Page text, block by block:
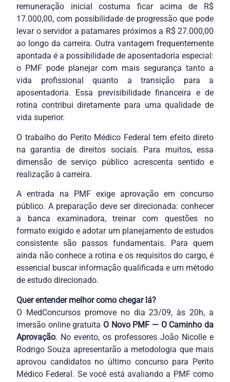
remuneração inicial costuma ficar acima de R$
17.000,00, com possibilidade de progressão que pode
levar o servidor a patamares próximos a R$ 27.000,00
ao longo da carreira. Outra vantagem frequentemente
apontada é a possibilidade de aposentadoria especial:
o PMF pode planejar com mais segurança tanto a
vida profissional quanto a transição para a
aposentadoria. Essa previsibilidade financeira e de
rotina contribui diretamente para uma qualidade de
vida superior.
O trabalho do Perito Médico Federal tem efeito direto
na garantia de direitos sociais. Para muitos, essa
dimensão de serviço público acrescenta sentido e
realização à carreira.
A entrada na PMF exige aprovação em concurso
público. A preparação deve ser direcionada: conhecer
a banca examinadora, treinar com questões no
formato exigido e adotar um planejamento de estudos
consistente são passos fundamentais. Para quem
ainda não conhece a rotina e os requisitos do cargo, é
essencial buscar informação qualificada e um método
de estudo direcionado.
Quer entender melhor como chegar lá?
O MedConcursos promove no dia 23/09, às 20h, a
imersão online gratuita O Novo PMF — O Caminho da
Aprovação. No evento, os professores João Nicolle e
Rodrigo Souza apresentarão a metodologia que mais
aprovou candidatos no último concurso para Perito
Médico Federal. Se você está avaliando a PMF como